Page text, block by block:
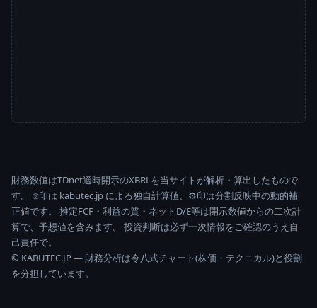
財務数値はTDnet適時開示のXBRLを当サイトが解析・算出したもので
す。 ⊙印は kabutec.jp による独自計算値、⚙印は分割反映中の動的補
正値です。 推定FCF・利益の質・ネットD/E等は開示数値からの二次計
算で、予想値を含みます。 投資判断は必ず一次情報をご確認のうえ自
己責任で。
© KABUTEC.JP — 財務分析は令八式チャート(株価・テクニカル)と役割
を分担しています。